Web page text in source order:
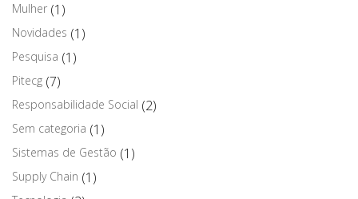
Mulher (1)
Novidades (1)
Pesquisa (1)
Pitecg (7)
Responsabilidade Social (2)
Sem categoria (1)
Sistemas de Gestão (1)
Supply Chain (1)